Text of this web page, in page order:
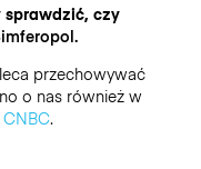
sprawdzić, czy
przechowywać
o nas również w
CNBC.